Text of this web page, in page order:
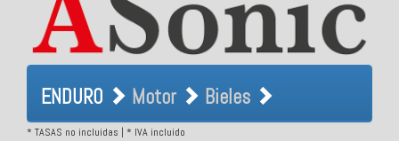
ENDURO Motor Bieles
ENDURO Motor Bieles
* TASAS no incluidas | * IVA incluido